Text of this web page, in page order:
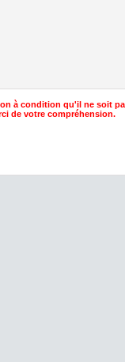
à condition qu'il ne soit
de votre compréhension.